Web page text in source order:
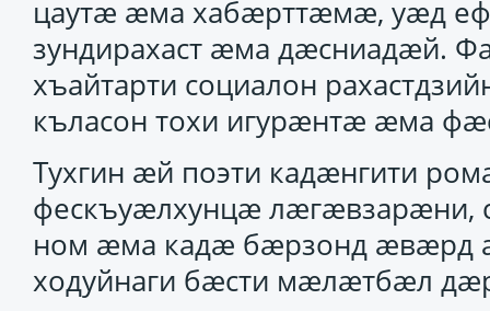
цаутӕ ӕма хабӕрттӕмӕ, уӕд
зундирахаст ӕма дӕсниадӕй.
хъайтарти социалон
къласон тохи игурӕнтӕ ӕма
Тухгин ӕй поэти кадӕнгити
фескъуӕлхунцӕ
ном ӕма кадӕ бӕрзонд
ходуйнаги бӕсти мӕлӕтбӕл